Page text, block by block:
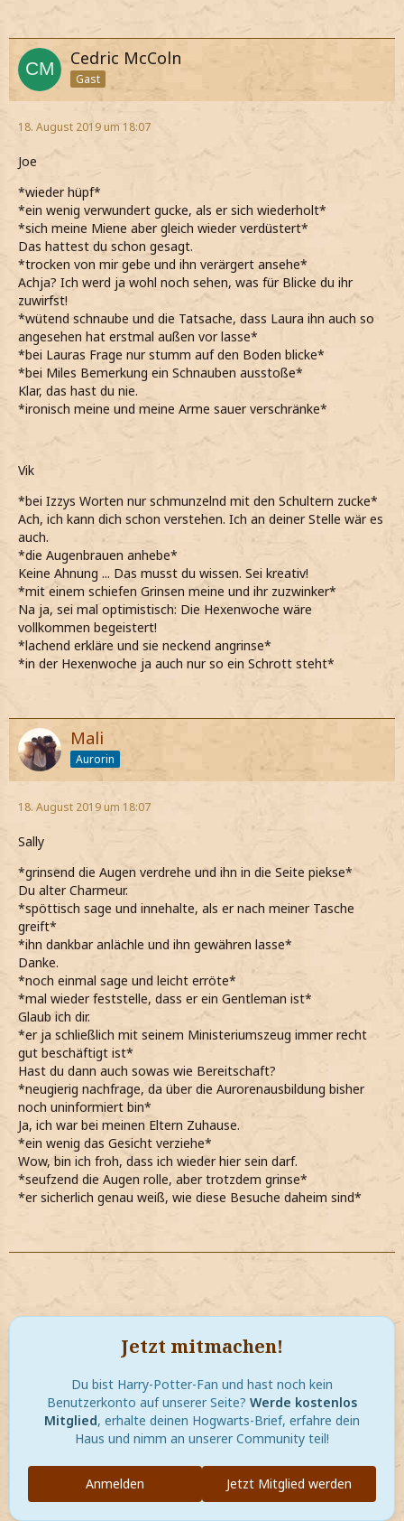
Cedric McColn
Gast
18. August 2019 um 18:07
Joe
*wieder hüpf*
*ein wenig verwundert gucke, als er sich wiederholt*
*sich meine Miene aber gleich wieder verdüstert*
Das hattest du schon gesagt.
*trocken von mir gebe und ihn verärgert ansehe*
Achja? Ich werd ja wohl noch sehen, was für Blicke du ihr
zuwirfst!
*wütend schnaube und die Tatsache, dass Laura ihn auch so
angesehen hat erstmal außen vor lasse*
*bei Lauras Frage nur stumm auf den Boden blicke*
*bei Miles Bemerkung ein Schnauben ausstoße*
Klar, das hast du nie.
*ironisch meine und meine Arme sauer verschränke*
Vik
*bei Izzys Worten nur schmunzelnd mit den Schultern zucke*
Ach, ich kann dich schon verstehen. Ich an deiner Stelle wär es
auch.
*die Augenbrauen anhebe*
Keine Ahnung ... Das musst du wissen. Sei kreativ!
*mit einem schiefen Grinsen meine und ihr zuzwinker*
Na ja, sei mal optimistisch: Die Hexenwoche wäre
vollkommen begeistert!
*lachend erkläre und sie neckend angrinse*
*in der Hexenwoche ja auch nur so ein Schrott steht*
Mali
Aurorin
18. August 2019 um 18:07
Sally
*grinsend die Augen verdrehe und ihn in die Seite piekse*
Du alter Charmeur.
*spöttisch sage und innehalte, als er nach meiner Tasche
greift*
*ihn dankbar anlächle und ihn gewähren lasse*
Danke.
*noch einmal sage und leicht erröte*
*mal wieder feststelle, dass er ein Gentleman ist*
Glaub ich dir.
*er ja schließlich mit seinem Ministeriumszeug immer recht
gut beschäftigt ist*
Hast du dann auch sowas wie Bereitschaft?
*neugierig nachfrage, da über die Aurorenausbildung bisher
noch uninformiert bin*
Ja, ich war bei meinen Eltern Zuhause.
*ein wenig das Gesicht verziehe*
Wow, bin ich froh, dass ich wieder hier sein darf.
*seufzend die Augen rolle, aber trotzdem grinse*
*er sicherlich genau weiß, wie diese Besuche daheim sind*
Jetzt mitmachen!
Du bist Harry-Potter-Fan und hast noch kein
Benutzerkonto auf unserer Seite? Werde kostenlos
Mitglied, erhalte deinen Hogwarts-Brief, erfahre dein
Haus und nimm an unserer Community teil!
Jetzt Mitglied werden
Anmelden